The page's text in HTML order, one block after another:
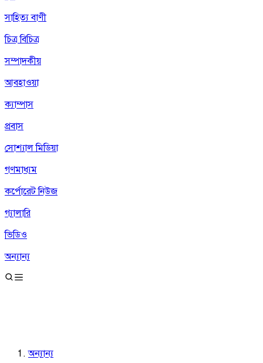
সাহিত্য বাণী
চিত্র বিচিত্র
সম্পাদকীয়
আবহাওয়া
ক্যাম্পাস
প্রবাস
সোশ্যাল মিডিয়া
গণমাধ্যম
কর্পোরেট নিউজ
গ্যালারি
ভিডিও
অন্যান্য
অন্যান্য